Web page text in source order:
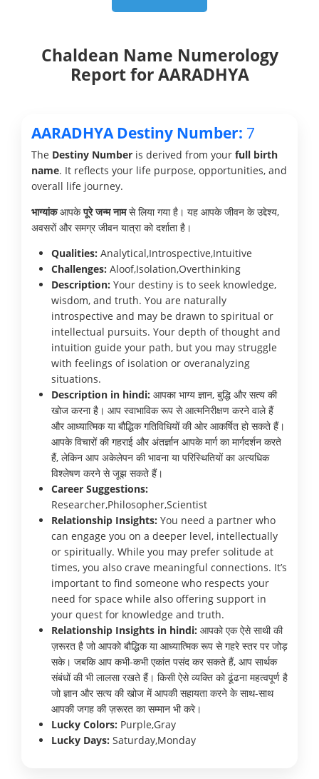
Chaldean Name Numerology
Report for AARADHYA
AARADHYA Destiny Number: 7
The Destiny Number is derived from your full birth
name. It reflects your life purpose, opportunities, and
overall life journey.
भाग्यांकआपकेपूरे जन्म नामसे लिया गया है। यह आपके जीवन के उद्देश्य,
अवसरों और समग्र जीवन यात्रा को दर्शाता है।
Qualities: Analytical,Introspective,Intuitive
Challenges: Aloof,Isolation,Overthinking
Description: Your destiny is to seek knowledge,
wisdom, and truth. You are naturally
introspective and may be drawn to spiritual or
intellectual pursuits. Your depth of thought and
intuition guide your path, but you may struggle
with feelings of isolation or overanalyzing
situations.
Description in hindi: आपका भाग्य ज्ञान, बुद्धि और सत्य की
खोज करना है। आप स्वाभाविक रूप से आत्मनिरीक्षण करने वाले हैं
और आध्यात्मिक या बौद्धिक गतिविधियों की ओर आकर्षित हो सकते हैं।
आपके विचारों की गहराई और अंतर्ज्ञान आपके मार्ग का मार्गदर्शन करते
हैं, लेकिन आप अकेलेपन की भावना या परिस्थितियों का अत्यधिक
विश्लेषण करने से जूझ सकते हैं।
Career Suggestions:
Researcher,Philosopher,Scientist
Relationship Insights: You need a partner who
can engage you on a deeper level, intellectually
or spiritually. While you may prefer solitude at
times, you also crave meaningful connections. It’s
important to find someone who respects your
need for space while also offering support in
your quest for knowledge and truth.
Relationship Insights in hindi: आपको एक ऐसे साथी की
ज़रूरत है जो आपको बौद्धिक या आध्यात्मिक रूप से गहरे स्तर पर जोड़
सके। जबकि आप कभी-कभी एकांत पसंद कर सकते हैं, आप सार्थक
संबंधों की भी लालसा रखते हैं। किसी ऐसे व्यक्ति को ढूंढना महत्वपूर्ण है
जो ज्ञान और सत्य की खोज में आपकी सहायता करने के साथ-साथ
आपकी जगह की ज़रूरत का सम्मान भी करे।
Lucky Colors: Purple,Gray
Lucky Days: Saturday,Monday